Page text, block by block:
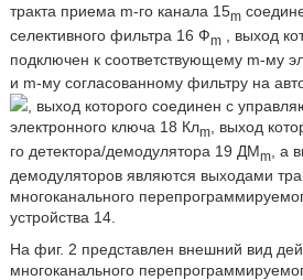
тракта приема m-го канала 15m
селективного фильтра 16 Фm
, выход
подключен к соответствующему m-му
и m-му согласованному фильтру на
, выход которого соединен с
электронного ключа 18 Клm, выход
го детектора/демодулятора 19 ДМm
, а
демодуляторов являются выходами
многоканального
устройства 14.
На фиг. 2 представлен внешний вид
многоканального